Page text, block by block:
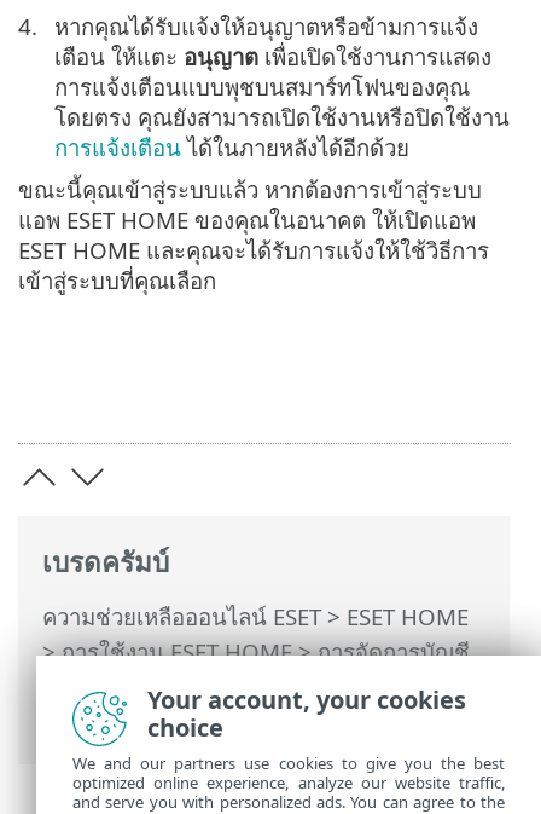
เบรดครัมบ์
ความช่วยเหลือออนไลน์ ESET> ESET HOME
>การใช้งาน ESET HOME>การจัดการบัญชี
ESET HOME > วิธีเข้าสู่ระบบบัญชี ESET
HOME ของคุณ
4.
หากคุณได้รับแจ้งให้อนุญาตหรือข้ามการแจ้ง
เตือน ให้แตะ อนุญาต เพื่อเปิดใช้งานการแสดง
การแจ้งเตือนแบบพุชบนสมาร์ทโฟนของคุณ
โดยตรง คุณยังสามารถเปิดใช้งานหรือปิดใช้งาน
การแจ้งเตือนได้ในภายหลังได้อีกด้วย
ขณะนี้คุณเข้าสู่ระบบแล้ว หากต้องการเข้าสู่ระบบ
แอพ ESET HOME ของคุณในอนาคต ให้เปิดแอพ
ESET HOME และคุณจะได้รับการแจ้งให้ใช้วิธีการ
เข้าสู่ระบบที่คุณเลือก
Your account, your cookies
choice
We and our partners use cookies to give you the best
optimized online experience, analyze our website traffic,
and serve you with personalized ads. You can agree to the